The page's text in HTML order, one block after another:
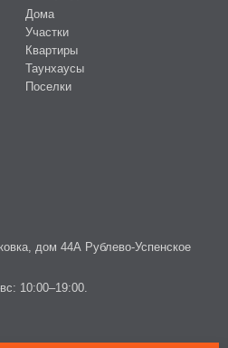
Дома
Участки
Квартиры
Таунхаусы
Поселки
дом 44А Рублево-Успенское
10:00–19:00.